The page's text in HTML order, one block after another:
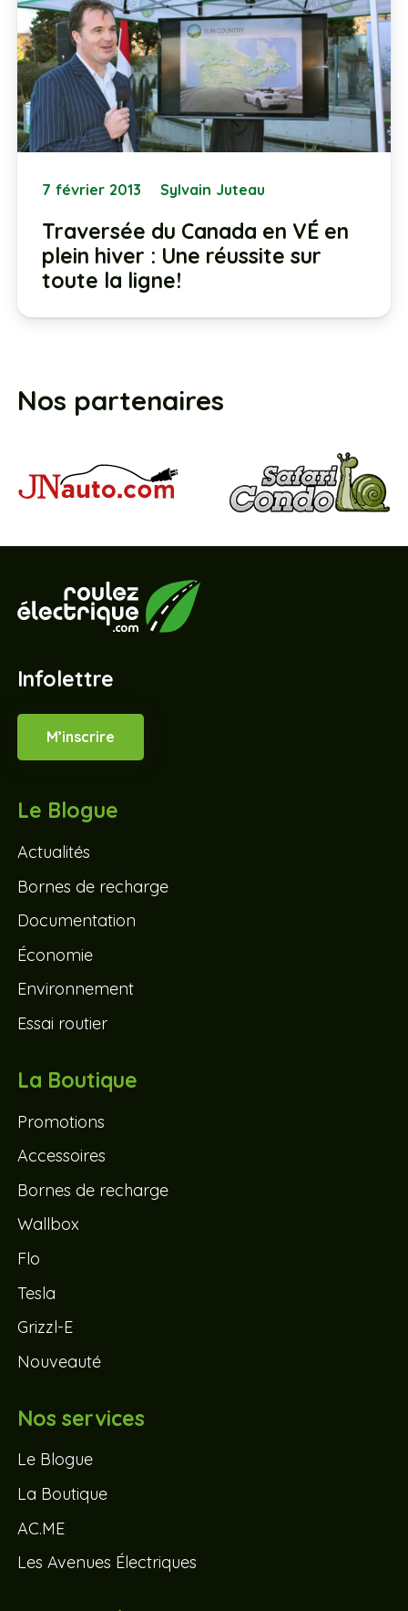
7 février 2013 Sylvain Juteau
Traversée du Canada en VÉ en
plein hiver : Une réussite sur
toute la ligne!
Nos partenaires
Infolettre
M’inscrire
Le Blogue
Actualités
Bornes de recharge
Documentation
Économie
Environnement
Essai routier
La Boutique
Promotions
Accessoires
Bornes de recharge
Wallbox
Flo
Tesla
Grizzl-E
Nouveauté
Nos services
Le Blogue
La Boutique
AC.ME
Les Avenues Électriques